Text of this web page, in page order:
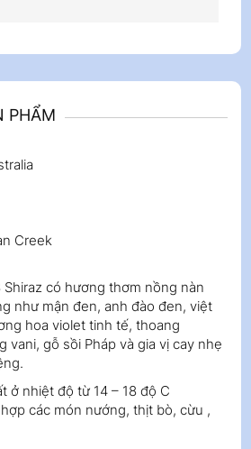
PHẨM
Creek
Shiraz có hương thơm nồng nàn
như mận đen, anh đào đen, việt
hoa violet tinh tế, thoang
vani, gỗ sồi Pháp và gia vị cay nhẹ
ở nhiệt độ từ 14 – 18 độ C
các món nướng, thịt bò, cừu ,